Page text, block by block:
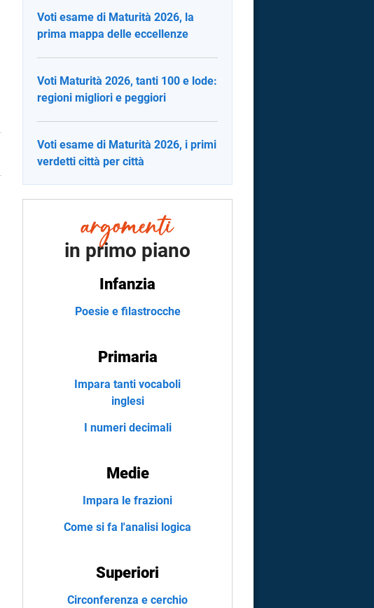
Voti esame di Maturità 2026, la
prima mappa delle eccellenze
Voti Maturità 2026, tanti 100 e lode:
regioni migliori e peggiori
Voti esame di Maturità 2026, i primi
verdetti città per città
in primo piano
Infanzia
Poesie e filastrocche
Primaria
Impara tanti vocaboli
inglesi
I numeri decimali
Medie
Impara le frazioni
Come si fa l'analisi logica
Superiori
Circonferenza e cerchio